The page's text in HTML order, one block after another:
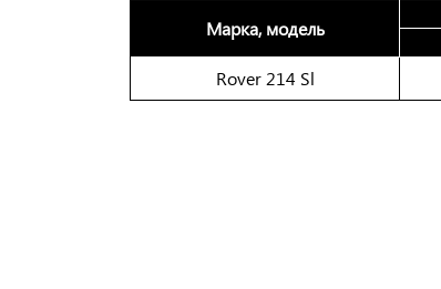
Марка, модель
Rover 214 Sl